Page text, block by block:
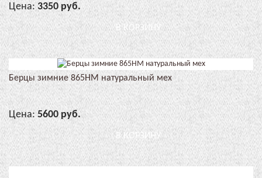
Цена: 3350 руб.
В КОРЗИНУ
Берцы зимние 865НМ натуральный мех
Цена: 5600 руб.
В КОРЗИНУ